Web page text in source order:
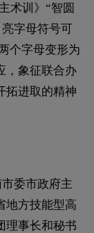
术训》“智圆
字母符号可
个字母变形为
，象征联合办
拓进取的精神
委市政府主
地方技能型高
理事长和秘书